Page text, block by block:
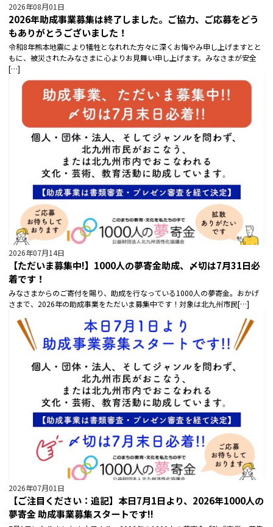
2026年08月01日
2026年助成事業募集は終了しました。ご協力、ご応募をどう
もありがとうございました！
令和8年熊本地震により犠牲となれれた方々に深くお悔やみ申し上げますとと
もに、被災されたみなさまに心よりお見舞い申し上げます。みなさまが安全
[…]
2026年07月14日
【ただいま募集中!】1000人の夢寄金助成、〆切は7月31日必
着です！
みなさまからのご寄付を賜り、助成を行なっている1000人の夢寄金。おかげ
さまで、2026年の助成事業をただいま募集中です！対象は北九州市民[…]
2026年07月01日
【ご注目ください：追記】本日7月1日より、2026年1000人の
夢寄金 助成事業募集スタートです!!